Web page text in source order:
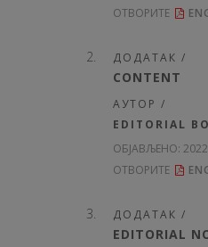
ОТВОРИТЕ
ДОДАТАК /
CONTENT
АУТОР /
EDITORIAL
ОБЈАВЉЕНО:
ОТВОРИТЕ
ДОДАТАК /
EDITORIAL